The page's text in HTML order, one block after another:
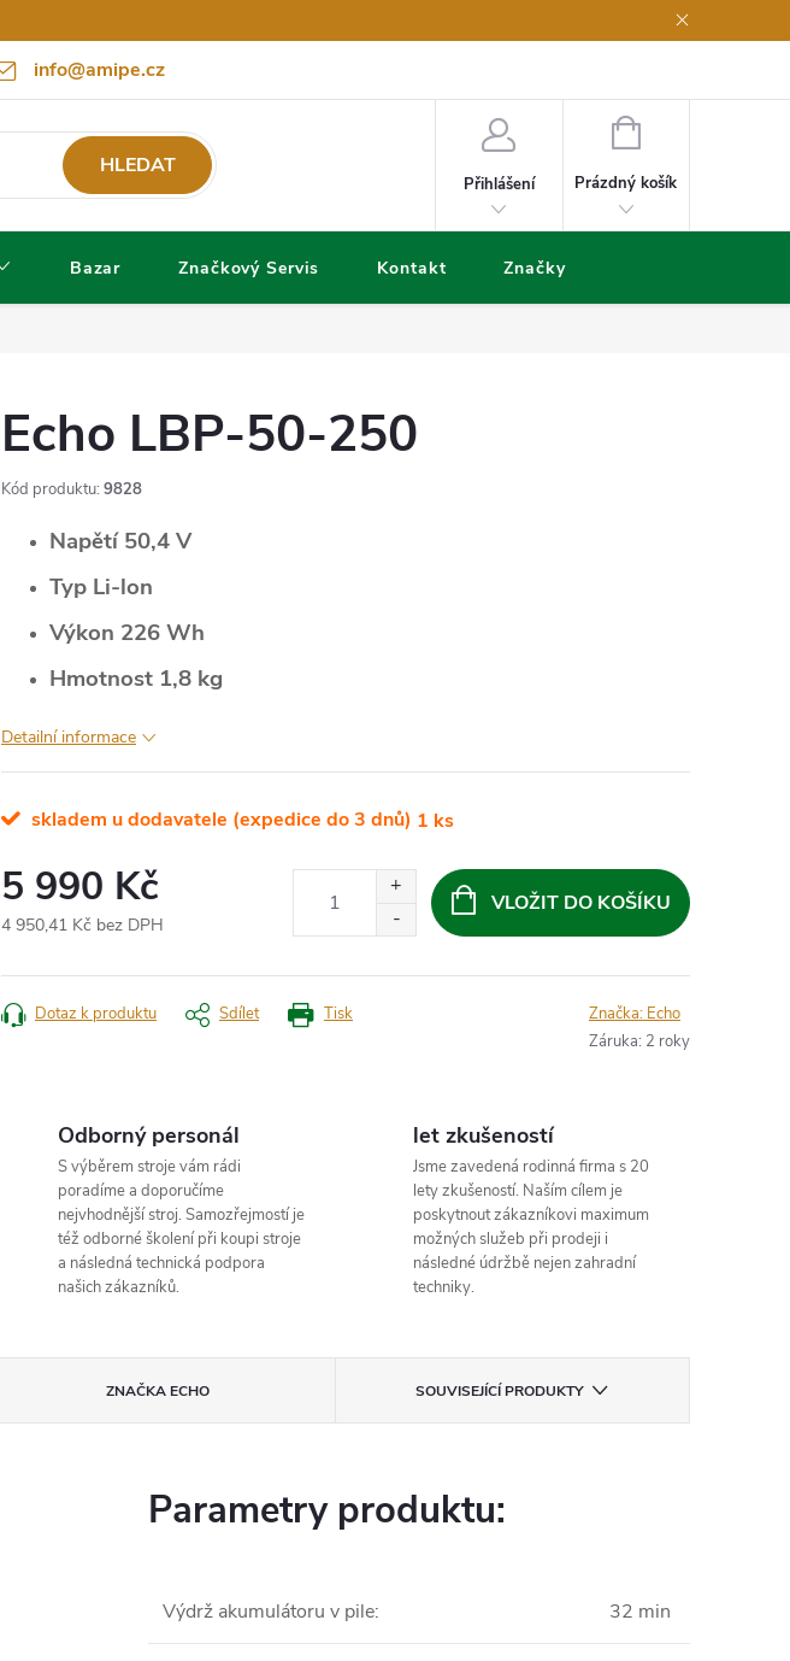
info@amipe.cz
HLEDAT
Přihlášení
NÁKUPNÍ
Prázdný košík
Bazar Značkový Servis Kontakt Značky
Echo LBP-50-250
Kód produktu: 9828
Napětí 50,4 V
Typ Li-lon
Výkon 226 Wh
Hmotnost 1,8 kg
Detailní informace
skladem u dodavatele (expedice do 3 dnů) 1 ks
5 990 Kč
4 950,41 Kč bez DPH
cena:
VLOŽIT DO KOŠÍKU
Tisk
Dotaz k produktu Sdílet Značka: Echo
Záruka: 2 roky
Odborný personál
S výběrem stroje vám rádi
poradíme a doporučíme
nejvhodnější stroj. Samozřejmostí je
též odborné školení při koupi stroje
a následná technická podpora
našich zákazníků.
let zkušeností
Jsme zavedená rodinná firma s 20
lety zkušeností. Naším cílem je
poskytnout zákazníkovi maximum
možných služeb při prodeji i
následné údržbě nejen zahradní
techniky.
ZNAČKA ECHO SOUVISEJÍCÍ PRODUKTY
Parametry produktu:
Výdrž akumulátoru v pile: 32 min